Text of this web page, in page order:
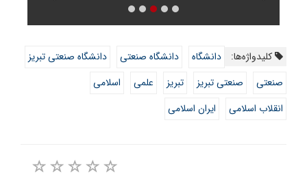
کلیدواژه‌ها: دانشگاه دانشگاه صنعتی
دانشگاه صنعتی تبریز
صنعتی
صنعتی تبریز تبریز علمی
اسلامی
انقلاب اسلامی
ایران اسلامی